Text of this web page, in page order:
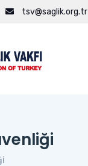
tsv@saglik.org.tr